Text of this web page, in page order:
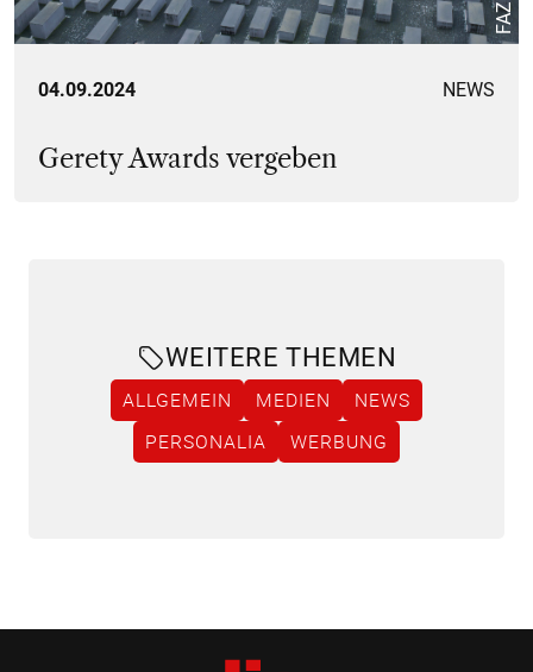
FAZ
04.09.2024 NEWS
Gerety Awards vergeben
WEITERE THEMEN
ALLGEMEIN MEDIEN
NEWS
PERSONALIA
WERBUNG